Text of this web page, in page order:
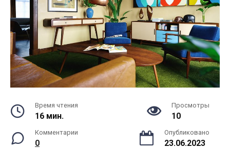
Время чтения
16 мин.
Просмотры
10
Комментарии
0
Опубликовано
23.06.2023